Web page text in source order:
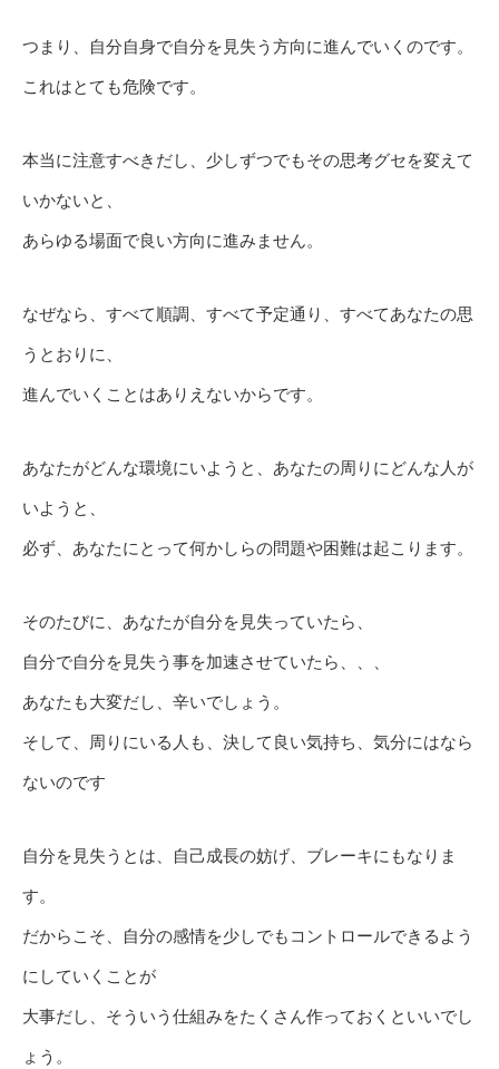
つまり、自分自身で自分を見失う方向に進んでいくのです。
これはとても危険です。
本当に注意すべきだし、少しずつでもその思考グセを変えて
いかないと、
あらゆる場面で良い方向に進みません。
なぜなら、すべて順調、すべて予定通り、すべてあなたの思
うとおりに、
進んでいくことはありえないからです。
あなたがどんな環境にいようと、あなたの周りにどんな人が
いようと、
必ず、あなたにとって何かしらの問題や困難は起こります。
そのたびに、あなたが自分を見失っていたら、
自分で自分を見失う事を加速させていたら、、、
あなたも大変だし、辛いでしょう。
そして、周りにいる人も、決して良い気持ち、気分にはなら
ないのです
自分を見失うとは、自己成長の妨げ、ブレーキにもなりま
す。
だからこそ、自分の感情を少しでもコントロールできるよう
にしていくことが
大事だし、そういう仕組みをたくさん作っておくといいでし
ょう。